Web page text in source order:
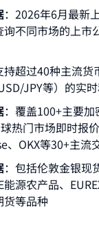
：2026年6月最新
询不同市场的上市
持超过40种主流货
JPY等）的实
：覆盖100+主要加
热门市场即时报
、OKX等30+主流
：包括伦敦金银现
源农产品、
货等品种